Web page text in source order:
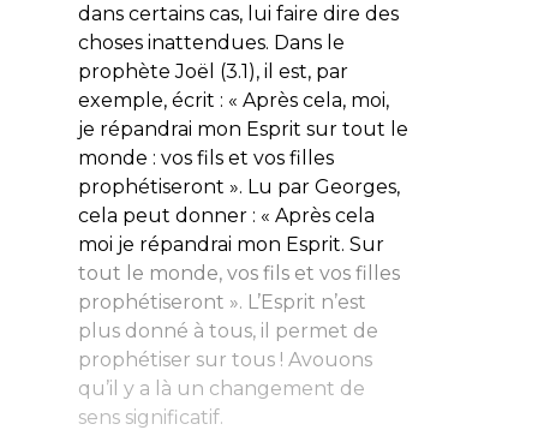
dans certains cas, lui faire dire des
choses inattendues. Dans le
prophète Joël (3.1), il est, par
exemple, écrit : « Après cela, moi,
je répandrai mon Esprit sur tout le
monde : vos fils et vos filles
prophétiseront ». Lu par Georges,
cela peut donner : « Après cela
moi je répandrai mon Esprit. Sur
tout le monde, vos fils et vos filles
prophétiseront ». L’Esprit n’est
plus donné à tous, il permet de
prophétiser sur tous ! Avouons
qu’il y a là un changement de
sens significatif.